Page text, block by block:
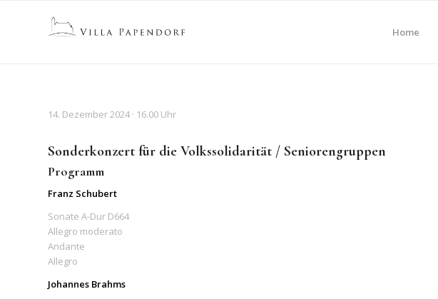
Home
14. Dezember 2024 · 16.00 Uhr
Sonderkonzert für die Volkssolidarität / Seniorengruppen
Programm
Franz Schubert
Sonate A-Dur D664
Allegro moderato
Andante
Allegro
Johannes Brahms